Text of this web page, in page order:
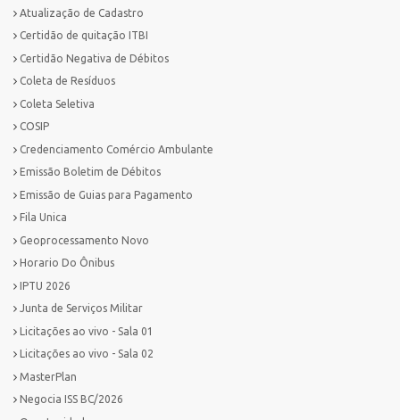
Atualização de Cadastro
Certidão de quitação ITBI
Certidão Negativa de Débitos
Coleta de Resíduos
Coleta Seletiva
COSIP
Credenciamento Comércio Ambulante
Emissão Boletim de Débitos
Emissão de Guias para Pagamento
Fila Unica
Geoprocessamento Novo
Horario Do Ônibus
IPTU 2026
Junta de Serviços Militar
Licitações ao vivo - Sala 01
Licitações ao vivo - Sala 02
MasterPlan
Negocia ISS BC/2026